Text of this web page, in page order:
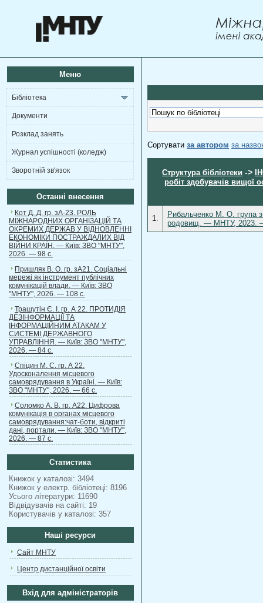
Меню
Бібліотека
Документи
Розклад занять
Журнал успішності (коледж)
Зворотній зв'язок
Останні внесення
Кот Д. Д. гр. зА-23. РОЛЬ
МІЖНАРОДНИХ ОРГАНІЗАЦІЙ ТА
ОКРЕМИХ ДЕРЖАВ У ВІДНОВЛЕННІ
ЕКОНОМІКИ ПОСТРАЖДАЛИХ ВІД
ВІЙНИ КРАЇН. — Київ: ЗВО "МНТУ",
2026. — 98 с.
Пришляк В. О. гр. зА21. Соціальні
мережі як інструмент публічних
комунікацій влади. — Київ: ЗВО
"МНТУ", 2026. — 108 с.
Трашутін Є. І. гр. А 22. ПРОТИДІЯ
ДЕЗІНФОРМАЦІЇ ТА
ІНФОРМАЦІЙНИМ АТАКАМ У
СИСТЕМІ ДЕРЖАВНОГО
УПРАВЛІННЯ. — Київ: ЗВО "МНТУ",
2026. — 84 с.
Спіцин М. С. гр. А 22.
Удосконалення місцевого
самоврядування в Україні. — Київ:
ЗВО "МНТУ", 2026. — 66 с.
Соломко А. В. гр. А22. Цифрова
комунікація в органах місцевого
самоврядування:чат-боти, відкриті
дані, портали. — Київ: ЗВО "МНТУ",
2026. — 87 с.
Статистика
Книжок у каталозі: 3494
Книжок у електр. бібліотеці: 8196
Усього літератури: 11690
Відвідувачів на сайті: 19
Користувачів у каталозі: 357
Наші ресурси
Сайт МНТУ
Центр дистанційної освіти
Вхід для адміністраторів
Сортувати за автором за
Структура бібліотеки ->
робіт здобувачів вищої
1.
Рибальченко М. О. група
родовищ. — МНТУ, 2023.